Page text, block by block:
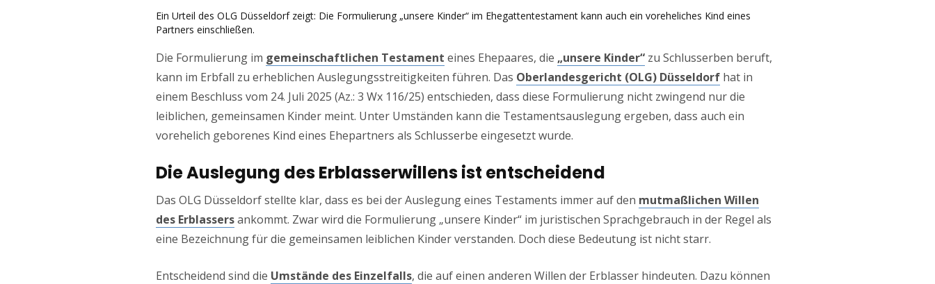
Ein Urteil des OLG Düsseldorf zeigt: Die Formulierung „unsere Kinder“ im Ehegattentestament kann auch ein voreheliches Kind eines
Partners einschließen.
Die Formulierung im gemeinschaftlichen Testament eines Ehepaares, die „unsere Kinder“ zu Schlusserben beruft,
kann im Erbfall zu erheblichen Auslegungsstreitigkeiten führen. Das Oberlandesgericht (OLG) Düsseldorf hat in
einem Beschluss vom 24. Juli 2025 (Az.: 3 Wx 116/25) entschieden, dass diese Formulierung nicht zwingend nur die
leiblichen, gemeinsamen Kinder meint. Unter Umständen kann die Testamentsauslegung ergeben, dass auch ein
vorehelich geborenes Kind eines Ehepartners als Schlusserbe eingesetzt wurde.
Die Auslegung des Erblasserwillens ist entscheidend
Das OLG Düsseldorf stellte klar, dass es bei der Auslegung eines Testaments immer auf den mutmaßlichen Willen
des Erblassersankommt. Zwar wird die Formulierung „unsere Kinder“ im juristischen Sprachgebrauch in der Regel als
eine Bezeichnung für die gemeinsamen leiblichen Kinder verstanden. Doch diese Bedeutung ist nicht starr.
Entscheidend sind die Umstände des Einzelfalls, die auf einen anderen Willen der Erblasser hindeuten. Dazu können